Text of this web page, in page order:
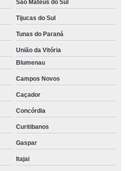
São Mateus do Sul
Tijucas do Sul
Tunas do Paraná
União da Vitória
Blumenau
Campos Novos
Caçador
Concórdia
Curitibanos
Gaspar
Itajai